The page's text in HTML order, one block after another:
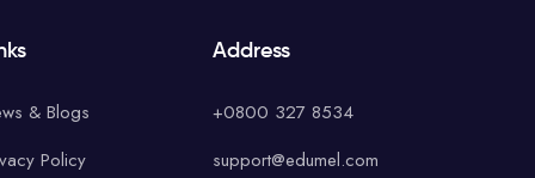
& Blogs
Policy
Address
+0800 327 8534
support@edumel.com